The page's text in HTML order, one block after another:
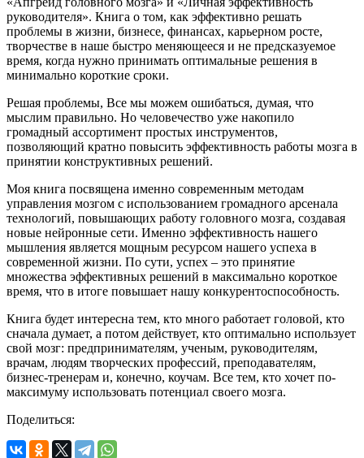
руководителя». Книга о том, как эффективно решать
проблемы в жизни, бизнесе, финансах, карьерном росте,
творчестве в наше быстро меняющееся и не предсказуемое
время, когда нужно принимать оптимальные решения в
минимально короткие сроки.
Решая проблемы, Все мы можем ошибаться, думая, что
мыслим правильно. Но человечество уже накопило
громадный ассортимент простых инструментов,
позволяющий кратно повысить эффективность работы мозга в
принятии конструктивных решений.
Моя книга посвящена именно современным методам
управления мозгом с использованием громадного арсенала
технологий, повышающих работу головного мозга, создавая
новые нейронные сети. Именно эффективность нашего
мышления является мощным ресурсом нашего успеха в
современной жизни. По сути, успех – это принятие
множества эффективных решений в максимально короткое
время, что в итоге повышает нашу конкурентоспособность.
Книга будет интересна тем, кто много работает головой, кто
сначала думает, а потом действует, кто оптимально использует
свой мозг: предпринимателям, ученым, руководителям,
врачам, людям творческих профессий, преподавателям,
бизнес-тренерам и, конечно, коучам. Все тем, кто хочет по-
максимуму использовать потенциал своего мозга.
Поделиться: